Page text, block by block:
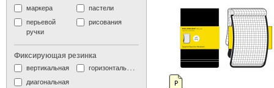
P
маркера
пастели
перьевой
ручки
рисования
Фиксирующая резинка
вертикальная
горизонтальная
диагональная